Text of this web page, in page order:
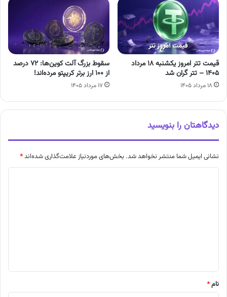
قیمت تتر امروز یکشنبه ۱۸ مرداد
۱۴۰۵ – تتر گران شد
۱۸ مرداد ۱۴۰۵
سقوط بزرگ آلت کوین‌ها: ۷۲ درصد
از ۱۰۰ ارز برتر کریپتو مرده‌اند!
۱۷ مرداد ۱۴۰۵
دیدگاهتان را بنویسید
نشانی ایمیل شما منتشر نخواهد شد. بخش‌های موردنیاز علامت‌گذاری شده‌اند*
نام*